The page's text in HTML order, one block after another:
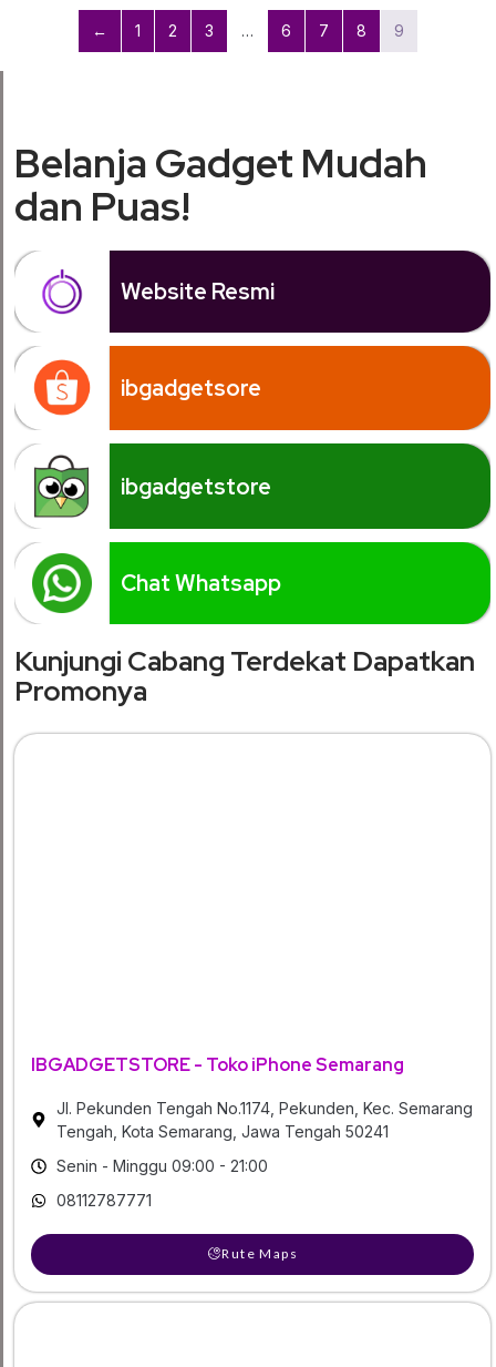
← 1 2 3 … 6 7 8 9
Belanja Gadget Mudah
dan Puas!
Website Resmi
ibgadgetsore
ibgadgetstore
Chat Whatsapp
Kunjungi Cabang Terdekat Dapatkan
Promonya
IBGADGETSTORE - Toko iPhone Semarang
Jl. Pekunden Tengah No.1174, Pekunden, Kec. Semarang
Tengah, Kota Semarang, Jawa Tengah 50241
Senin - Minggu 09:00 - 21:00
08112787771
Rute Maps